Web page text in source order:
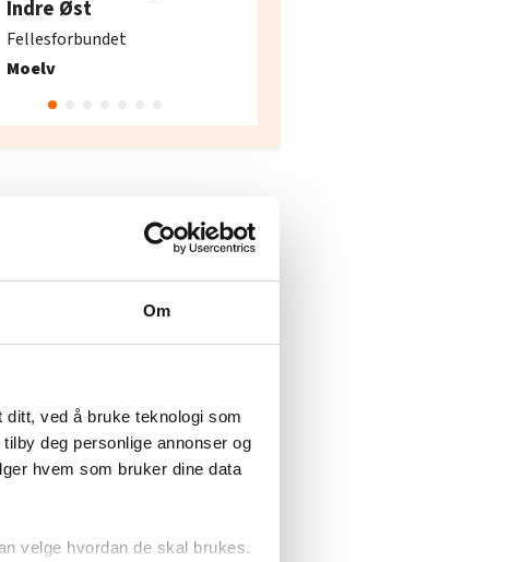
Om
ved å bruke teknologi som
deg personlige annonser og
hvem som bruker dine data
velge hvordan de skal brukes.
Indre Øst
Fellesforbundet
Moelv